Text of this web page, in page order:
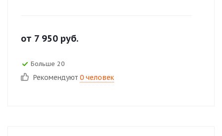
от 7 950 руб.
Больше 20
Рекомендуют 0 человек